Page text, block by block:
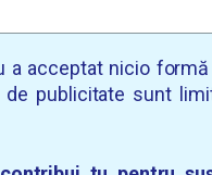
a acceptat nicio
publicitate sunt